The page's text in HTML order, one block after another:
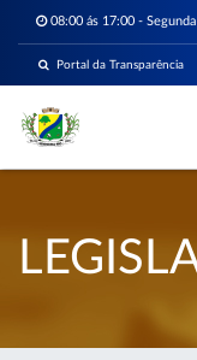
08:00 ás 17:00 -
Portal da Transparência